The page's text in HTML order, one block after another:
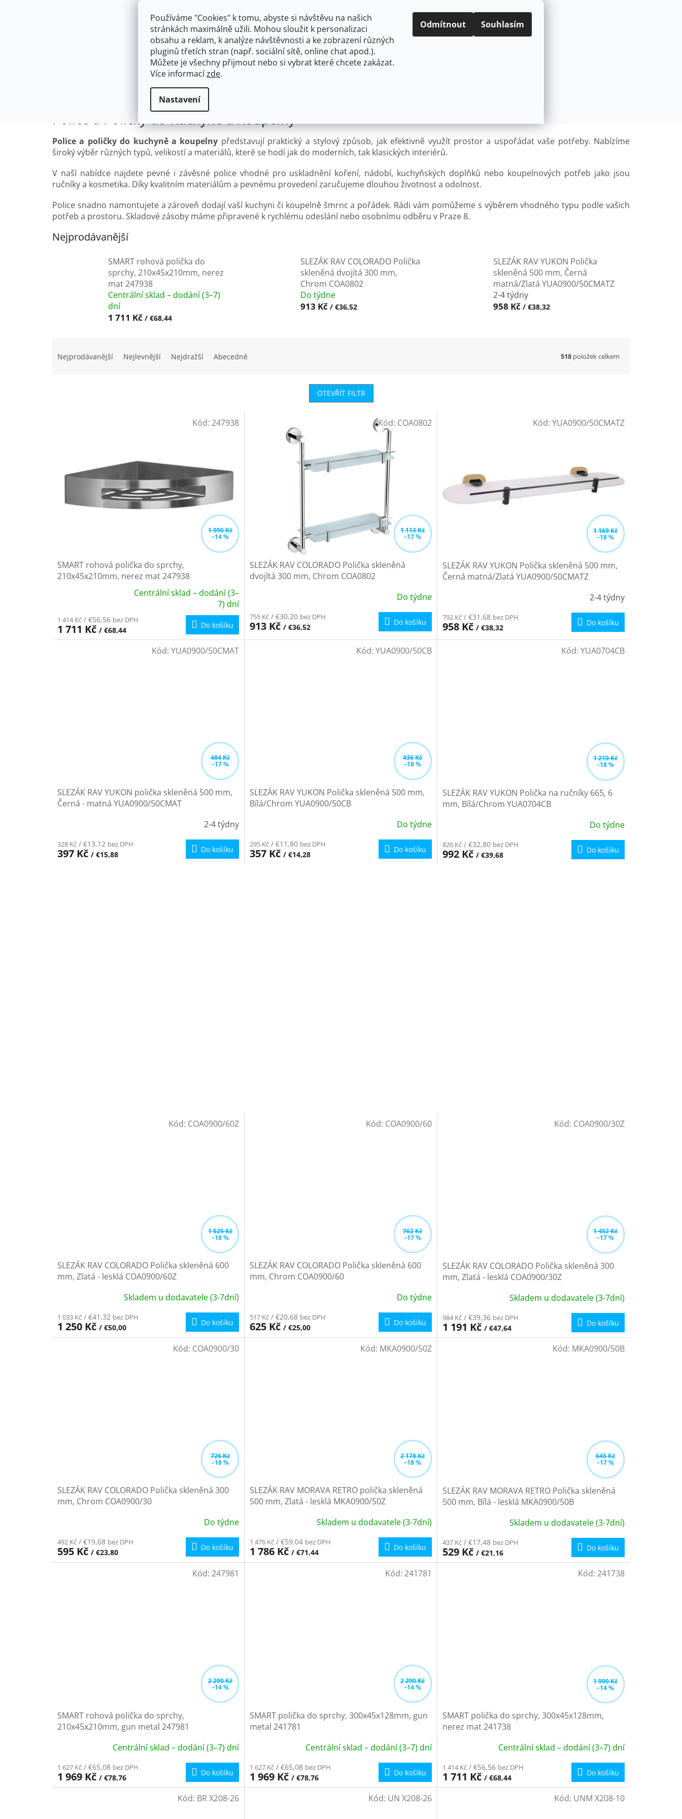
Používáme "Cookies" k tomu, abyste si návštěvu na našich
stránkách maximálně užili. Mohou sloužit k personalizaci
obsahu a reklam, k analýze návštěvnosti a ke zobrazení různých
pluginů třetích stran (např. sociální sítě, online chat apod.).
Můžete je všechny přijmout nebo si vybrat které chcete zakázat.
Více informacízde.
Nastavení
Odmítnout Souhlasím
HLEDAT
NÁSTĚNNÉ 150/100MM SE SPRCHOU
Police a Poličky do Kuchyně a Koupelny
Police a Poličky do Kuchyně a Koupelny
Police a poličky do kuchyně a koupelny představují praktický a stylový způsob, jak efektivně využít prostor a uspořádat vaše potřeby. Nabízíme
široký výběr různých typů, velikostí a materiálů, které se hodí jak do moderních, tak klasických interiérů.
V naší nabídce najdete pevné i závěsné police vhodné pro uskladnění koření, nádobí, kuchyňských doplňků nebo koupelnových potřeb jako jsou
ručníky a kosmetika. Díky kvalitním materiálům a pevnému provedení zaručujeme dlouhou životnost a odolnost.
Police snadno namontujete a zároveň dodají vaší kuchyni či koupelně šmrnc a pořádek. Rádi vám pomůžeme s výběrem vhodného typu podle vašich
potřeb a prostoru. Skladové zásoby máme připravené k rychlému odeslání nebo osobnímu odběru v Praze 8.
Nejprodávanější
SMART rohová polička do
sprchy, 210x45x210mm, nerez
mat 247938
Centrální sklad – dodání (3–7)
dní
1 711 Kč / €68,44
SLEZÁK RAV COLORADO Polička
skleněná dvojítá 300 mm,
Chrom COA0802
Do týdne
913 Kč/ €36,52
SLEZÁK RAV YUKON Polička
skleněná 500 mm, Černá
matná/Zlatá YUA0900/50CMATZ
2-4 týdny
958 Kč / €38,32
Nejprodávanější Nejlevnější Nejdražší Abecedně 518 položek celkem
OTEVŘÍT FILTR
1 990 Kč
–14 %
SMART rohová polička do sprchy,
210x45x210mm, nerez mat 247938
produktu
je
Centrální sklad – dodání (3–
7) dní
1 414 Kč / €56,56 bez DPH
1 711 Kč / €68,44
Do košíku
Kód:247938
1 113 Kč
–17 %
SLEZÁK RAV COLORADO Polička skleněná
dvojítá 300 mm, Chrom COA0802
Do týdne
755 Kč / €30,20 bez DPH
913 Kč/ €36,52
Do košíku
Kód: COA0802
1 169 Kč
–18 %
SLEZÁK RAV YUKON Polička skleněná 500 mm,
Černá matná/Zlatá YUA0900/50CMATZ
2-4 týdny
792 Kč/ €31,68 bez DPH
958 Kč / €38,32
Do košíku
Kód: YUA0900/50CMATZ
484 Kč
–17 %
SLEZÁK RAV YUKON polička skleněná 500 mm,
Černá - matná YUA0900/50CMAT
2-4 týdny
328 Kč / €13,12 bez DPH
397 Kč / €15,88
Do košíku
Kód:YUA0900/50CMAT
436 Kč
–18 %
SLEZÁK RAV YUKON Polička skleněná 500 mm,
Bílá/Chrom YUA0900/50CB
Do týdne
295 Kč / €11,80 bez DPH
357 Kč/ €14,28
Do košíku
Kód: YUA0900/50CB
1 210 Kč
–18 %
SLEZÁK RAV YUKON Polička na ručníky 665, 6
mm, Bílá/Chrom YUA0704CB
Do týdne
820 Kč/ €32,80 bez DPH
992 Kč / €39,68
Do košíku
Kód: YUA0704CB
1 525 Kč
–18 %
SLEZÁK RAV COLORADO Polička skleněná 600
mm, Zlatá - lesklá COA0900/60Z
Skladem u dodavatele (3-7dní)
1 033 Kč / €41,32 bez DPH
1 250 Kč / €50,00
Do košíku
Kód: COA0900/60Z
762 Kč
–17 %
SLEZÁK RAV COLORADO Polička skleněná 600
mm, Chrom COA0900/60
Do týdne
517 Kč / €20,68 bez DPH
625 Kč/ €25,00
Do košíku
Kód: COA0900/60
1 452 Kč
–17 %
SLEZÁK RAV COLORADO Polička skleněná 300
mm, Zlatá - lesklá COA0900/30Z
Skladem u dodavatele (3-7dní)
984 Kč/ €39,36 bez DPH
1 191 Kč / €47,64
Do košíku
Kód: COA0900/30Z
726 Kč
–18 %
SLEZÁK RAV COLORADO Polička skleněná 300
mm, Chrom COA0900/30
Do týdne
492 Kč / €19,68 bez DPH
595 Kč / €23,80
Do košíku
Kód: COA0900/30
2 178 Kč
–18 %
SLEZÁK RAV MORAVA RETRO polička skleněná
500 mm, Zlatá - lesklá MKA0900/50Z
Skladem u dodavatele (3-7dní)
1 476 Kč / €59,04 bez DPH
1 786 Kč/ €71,44
Do košíku
Kód: MKA0900/50Z
645 Kč
–17 %
SLEZÁK RAV MORAVA RETRO Polička skleněná
500 mm, Bílá - lesklá MKA0900/50B
Skladem u dodavatele (3-7dní)
437 Kč/ €17,48 bez DPH
529 Kč / €21,16
Do košíku
Kód: MKA0900/50B
2 290 Kč
–14 %
SMART rohová polička do sprchy,
210x45x210mm, gun metal 247981
Centrální sklad – dodání (3–7) dní
1 627 Kč / €65,08 bez DPH
1 969 Kč / €78,76
Do košíku
Kód:247981
2 290 Kč
–14 %
SMART polička do sprchy, 300x45x128mm, gun
metal 241781
Centrální sklad – dodání (3–7) dní
1 627 Kč / €65,08 bez DPH
1 969 Kč/ €78,76
Do košíku
Kód: 241781
1 990 Kč
–14 %
SMART polička do sprchy, 300x45x128mm,
nerez mat 241738
Centrální sklad – dodání (3–7) dní
1 414 Kč/ €56,56 bez DPH
1 711 Kč / €68,44
Do košíku
Kód: 241738
Kód: BR X208-26 Kód: UN X208-26 Kód: UNM X208-10